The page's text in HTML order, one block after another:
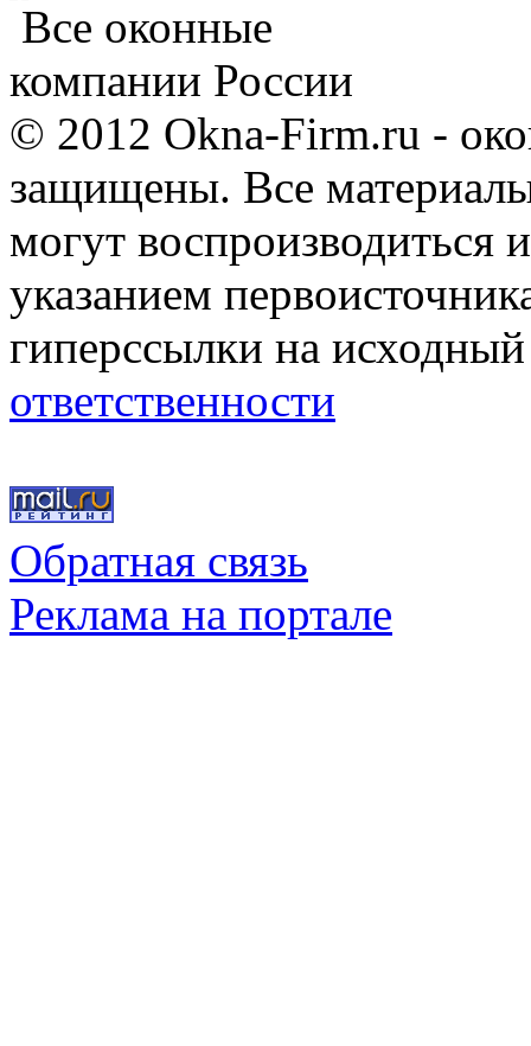
Все оконные
компании России
© 2012 Okna-Firm.ru -
защищены. Все
могут воспроизводиться
указанием
гиперссылки на
ответственности
Обратная связь
Реклама на портале